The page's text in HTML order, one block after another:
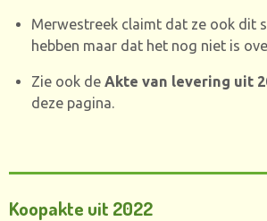
Merwestreek claimt dat ze ook dit
hebben maar dat het nog niet is
Zie ook de Akte van levering uit
deze pagina.
Koopakte uit 2022